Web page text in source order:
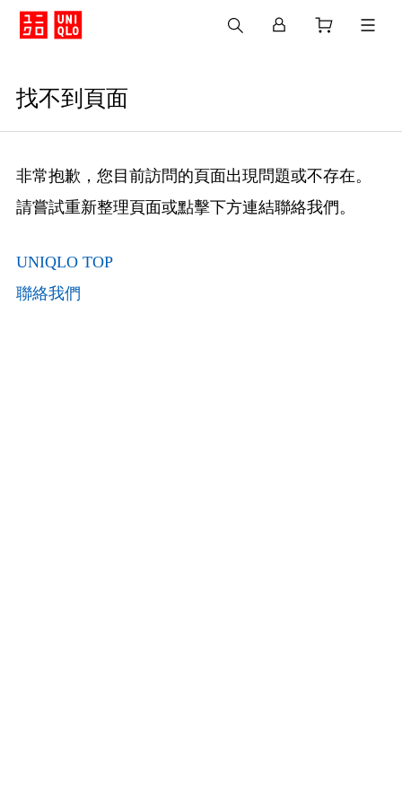
找不到頁面
非常抱歉，您目前訪問的頁面出現問題或不存在。
請嘗試重新整理頁面或點擊下方連結聯絡我們。
UNIQLO TOP
聯絡我們